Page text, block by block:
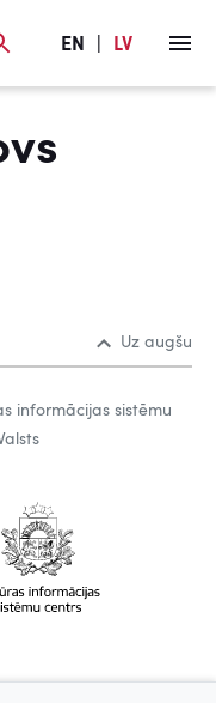
EN LV
Uz augšu
informācijas sistēmu